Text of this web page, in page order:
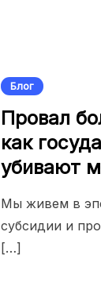
Блог
Провал
как
убивают
Мы живем в
субсидии и
[…]